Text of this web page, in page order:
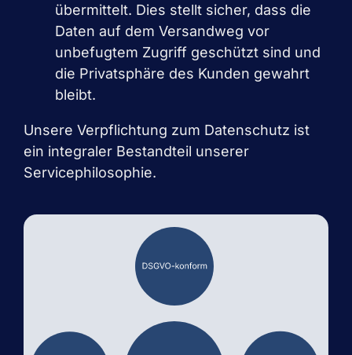
übermittelt. Dies stellt sicher, dass die
Daten auf dem Versandweg vor
unbefugtem Zugriff geschützt sind und
die Privatsphäre des Kunden gewahrt
bleibt.
Unsere Verpflichtung zum Datenschutz ist
ein integraler Bestandteil unserer
Servicephilosophie.